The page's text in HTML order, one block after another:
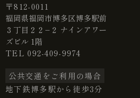
〒812-0011
福岡県福岡市博多区博多駅前
３丁目２２−２ ナインアワー
ズビル 1階
TEL092-409-9974
公共交通をご利用の場合
地下鉄博多駅から徒歩3分